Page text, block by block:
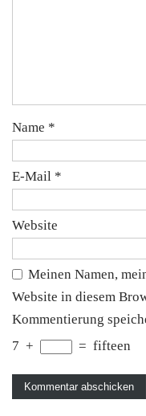
Name *
E-Mail *
Website
Meinen Namen,
Website in diesem
Kommentierung
7 + = fifteen